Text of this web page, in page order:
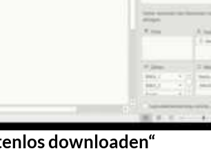
downloaden“